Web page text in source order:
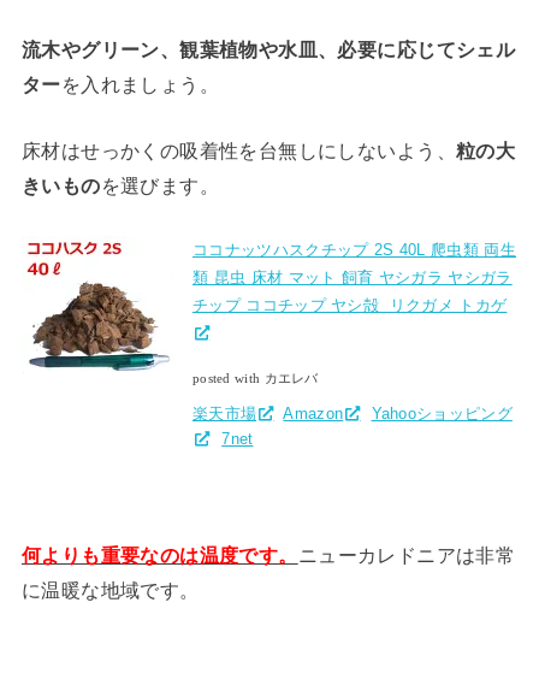
流木やグリーン、観葉植物や水皿、必要に応じてシェル
ターを入れましょう。
床材はせっかくの吸着性を台無しにしないよう、 粒の大
きいものを選びます。
ココナッツハスクチップ 2S 40L 爬虫類 両生
類 昆虫 床材 マット 飼育 ヤシガラ ヤシガラ
チップ ココチップ ヤシ殻 リクガメ トカゲ
posted with カエレバ
楽天市場 Amazon
Yahooショッピング
7net
何よりも重要なのは温度です。 ニューカレドニアは非常
に温暖な地域です。